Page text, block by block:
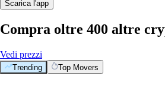
Scarica l'app
Compra oltre 400 altre
Vedi prezzi
Trending Top Movers